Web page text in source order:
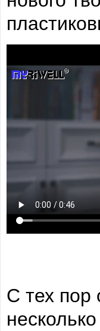
С тех пор